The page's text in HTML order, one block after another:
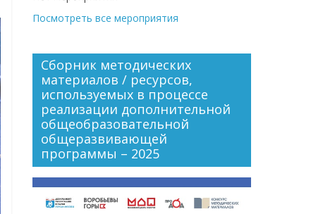
Посмотреть все мероприятия
Сборник методических
материалов / ресурсов,
используемых в процессе
реализации дополнительной
общеобразовательной
общеразвивающей
программы – 2025